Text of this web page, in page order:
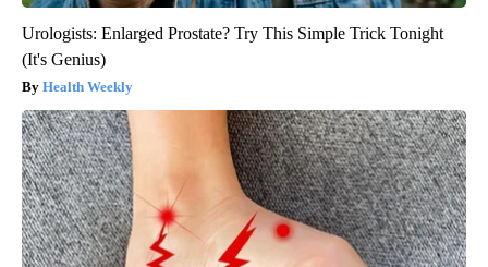
Urologists: Enlarged Prostate? Try This Simple Trick Tonight
(It's Genius)
Health Weekly